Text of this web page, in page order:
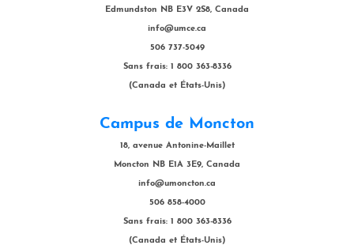
Edmundston NB E3V 2S8, Canada
info@umce.ca
506 737-5049
Sans frais: 1 800 363-8336
(Canada et États-Unis)
Campus de Moncton
18, avenue Antonine-Maillet
Moncton NB E1A 3E9, Canada
info@umoncton.ca
506 858-4000
Sans frais: 1 800 363-8336
(Canada et États-Unis)